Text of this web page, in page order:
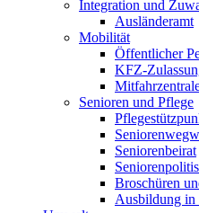
Integration und
Ausländeramt
Mobilität
Öffentlicher
KFZ-
Senioren und Pflege
Seniorenbeirat
Broschüren
Ausbildung in